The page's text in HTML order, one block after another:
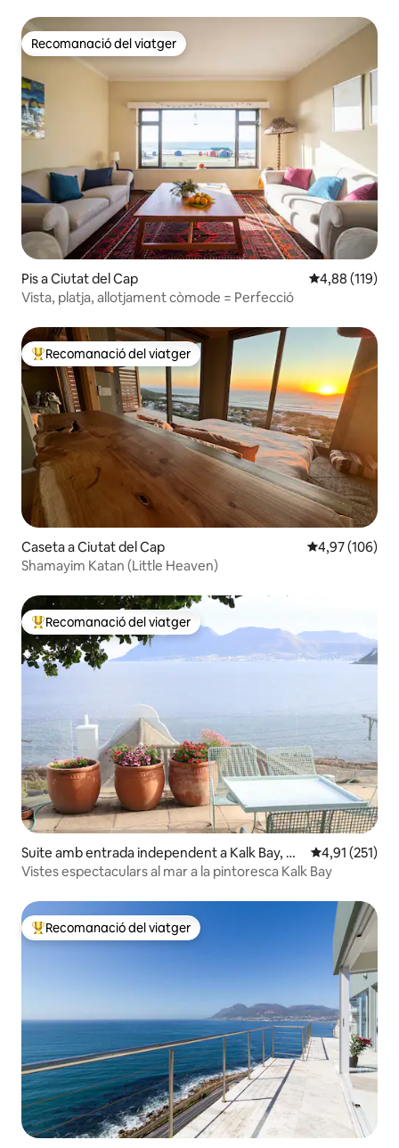
Recomanació del viatger
Recomanació del viatger
Pis a Ciutat del Cap 4,88 de
4,88 (119)
Vista, platja, allotjament còmode = Perfecció
Principals recomanacions dels viatgers
Recomanació del viatger
Caseta a Ciutat del Cap 4,97 de
4,97 (106)
Shamayim Katan (Little Heaven)
Principals recomanacions dels viatgers
Recomanació del viatger
Suite amb entrada independent a Kalk Bay, Ca
pe Town
4,91 de
4,91 (251)
Vistes espectaculars al mar a la pintoresca Kalk Bay
Principals recomanacions dels viatgers
Recomanació del viatger